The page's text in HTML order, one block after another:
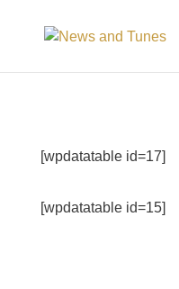
[wpdatatable id=17]
[wpdatatable id=15]